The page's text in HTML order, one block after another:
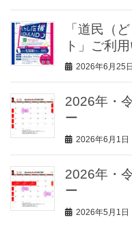
「道民（
ト」ご利
2026年6月25日
2026年・
ー
2026年6月1日
2026年・
ー
2026年5月1日